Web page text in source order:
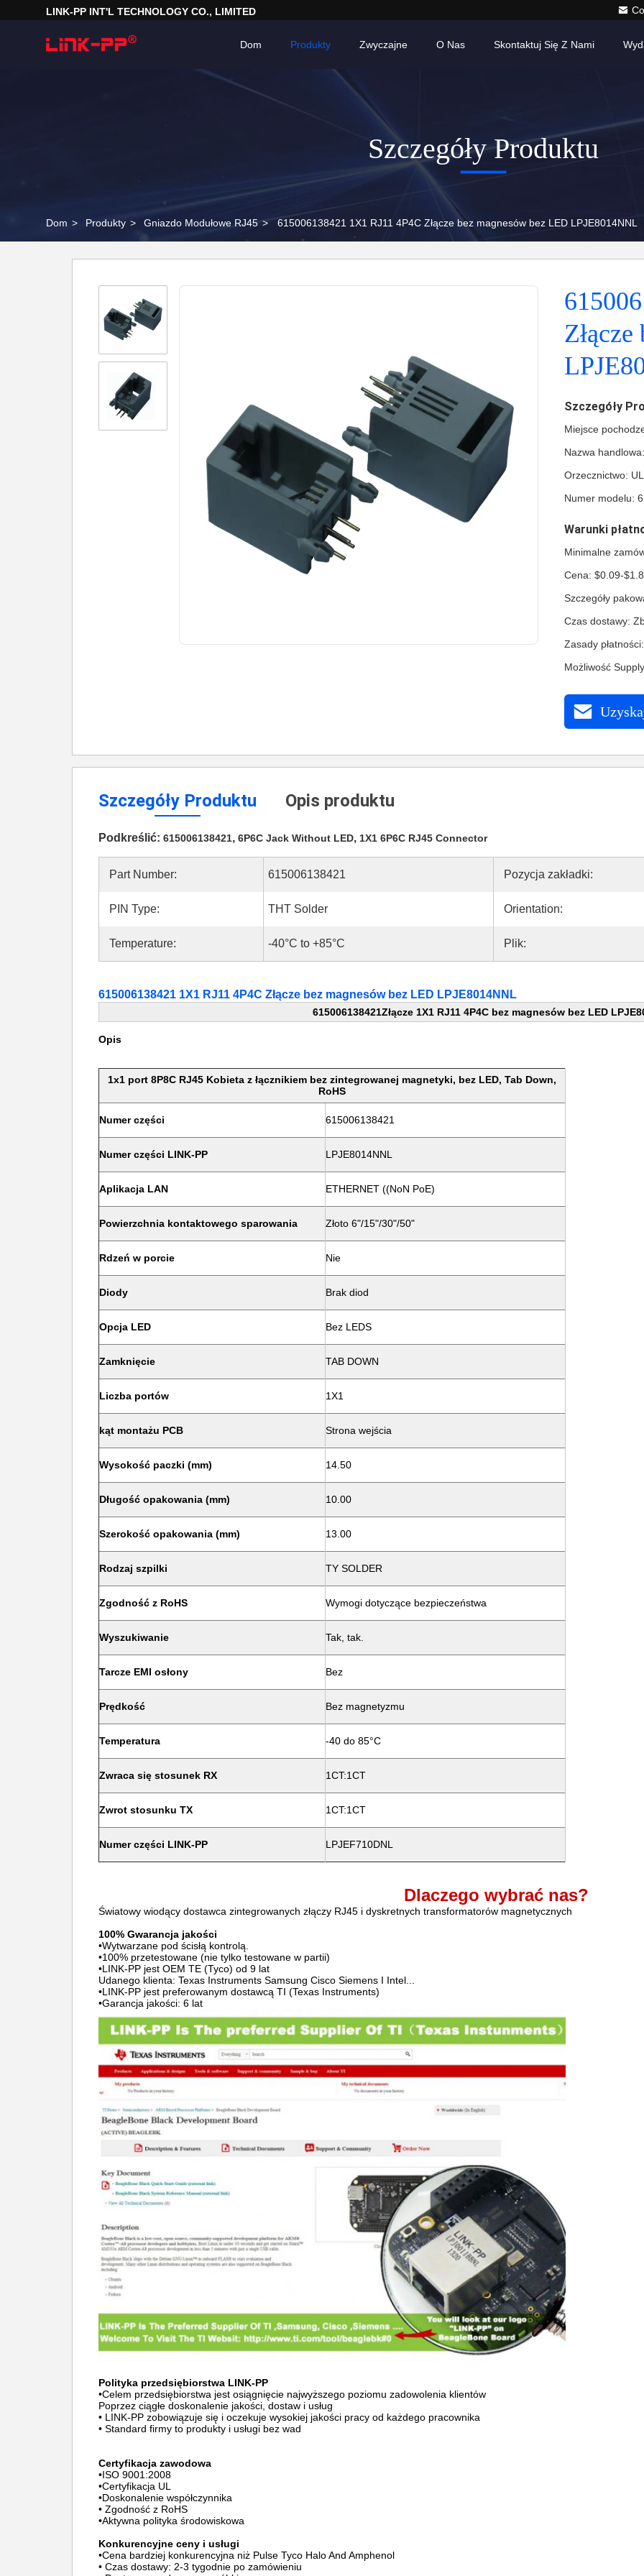
LINK-PP INT'L TECHNOLOGY CO., LIMITED
Dom Produkty O Nas Skontaktuj Się Z Nami
Zwyczajne
Szczegóły Produktu
Dom > Produkty > Gniazdo Modułowe RJ45 > 615006138421 1X1 RJ11 4P4C Złącze bez magnesów bez LED LPJE8014NNL
Szczegóły
Miejsce
Nazwa
Orzecznictwo:
Numer modelu:
Warunki
Minimalne
Cena: $0.09-
Szczegóły
Czas dostawy:
Zasady
Możliwość
Szczegóły Produktu Opis produktu
Podkreślić: 615006138421, 6P6C Jack Without LED, 1X1 6P6C RJ45 Connector
Part Number: 615006138421 Pozycja zakładki:
PIN Type: THT Solder Orientation:
Temperature: -40°C to +85°C Plik:
615006138421 1X1 RJ11 4P4C Złącze bez magnesów bez LED LPJE8014NNL
615006138421Złącze 1X1 RJ11 4P4C bez magnesów bez LED
Opis
1x1 port 8P8C RJ45 Kobieta z łącznikiem bez zintegrowanej magnetyki, bez LED, Tab Down,
RoHS
Numer części 615006138421
Numer części LINK-PP LPJE8014NNL
Aplikacja LAN ETHERNET ((NoN PoE)
Powierzchnia kontaktowego sparowania Złoto 6"/15"/30"/50"
Rdzeń w porcie Nie
Diody Brak diod
Opcja LED Bez LEDS
Zamknięcie TAB DOWN
Liczba portów 1X1
kąt montażu PCB Strona wejścia
Wysokość paczki (mm) 14.50
Długość opakowania (mm) 10.00
Szerokość opakowania (mm) 13.00
Rodzaj szpilki TY SOLDER
Zgodność z RoHS Wymogi dotyczące bezpieczeństwa
Wyszukiwanie Tak, tak.
Tarcze EMI osłony Bez
Prędkość Bez magnetyzmu
Temperatura -40 do 85°C
Zwraca się stosunek RX 1CT:1CT
Zwrot stosunku TX 1CT:1CT
Numer części LINK-PP LPJEF710DNL
Dlaczego wybrać nas?
Światowy wiodący dostawca zintegrowanych złączy RJ45 i dyskretnych transformatorów magnetycznych
100% Gwarancja jakości
•Wytwarzane pod ścisłą kontrolą.
•100% przetestowane (nie tylko testowane w partii)
•LINK-PP jest OEM TE (Tyco) od 9 lat
Udanego klienta: Texas Instruments Samsung Cisco Siemens I Intel...
•LINK-PP jest preferowanym dostawcą TI (Texas Instruments)
•Garancja jakości: 6 lat
Polityka przedsiębiorstwa LINK-PP
•Celem przedsiębiorstwa jest osiągnięcie najwyższego poziomu zadowolenia klientów
Poprzez ciągłe doskonalenie jakości, dostaw i usług
• LINK-PP zobowiązuje się i oczekuje wysokiej jakości pracy od każdego pracownika
• Standard firmy to produkty i usługi bez wad
Certyfikacja zawodowa
•ISO 9001:2008
•Certyfikacja UL
•Doskonalenie współczynnika
• Zgodność z RoHS
•Aktywna polityka środowiskowa
Konkurencyjne ceny i usługi
•Cena bardziej konkurencyjna niż Pulse Tyco Halo And Amphenol
• Czas dostawy: 2-3 tygodnie po zamówieniu